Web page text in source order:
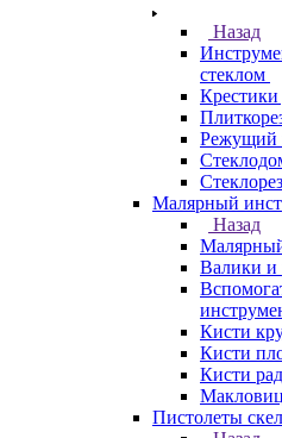
Назад
стеклом
Крестики
Режущий
Малярный
Назад
Валики и
Кисти
Кисти
Кисти
Пистолеты